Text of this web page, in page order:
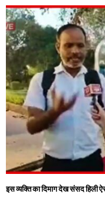
इस व्यक्ति का दिमाग देख संसद हिली